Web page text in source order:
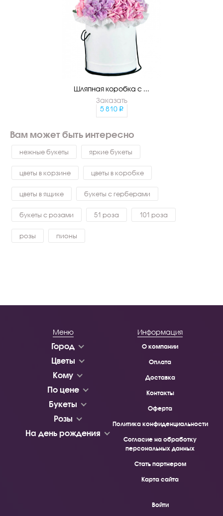
Шляпная коробка с ...
Заказать
5 810
Вам может быть интересно
нежные букеты яркие букеты
цветы в корзине цветы в коробке
цветы в ящике букеты с герберами
букеты с розами 51 роза 101 роза
розы пионы
Меню
Город
Цветы
Кому
По цене
Букеты
Розы
На день рождения
Информация
О компании
Оплата
Доставка
Контакты
Оферта
Политика конфиденциальности
Согласие на обработку
персональных данных
Стать партнером
Карта сайта
Войти